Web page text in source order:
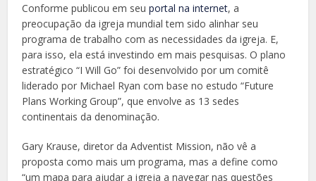
Conforme publicou em seuportal na internet, a
preocupação da igreja mundial tem sido alinhar seu
programa de trabalho com as necessidades da igreja. E,
para isso, ela está investindo em mais pesquisas. O plano
estratégico “I Will Go” foi desenvolvido por um comitê
liderado por Michael Ryan com base no estudo “Future
Plans Working Group”, que envolve as 13 sedes
continentais da denominação.
Gary Krause, diretor da Adventist Mission, não vê a
proposta como mais um programa, mas a define como
“um mapa para ajudar a igreja a navegar nas questões